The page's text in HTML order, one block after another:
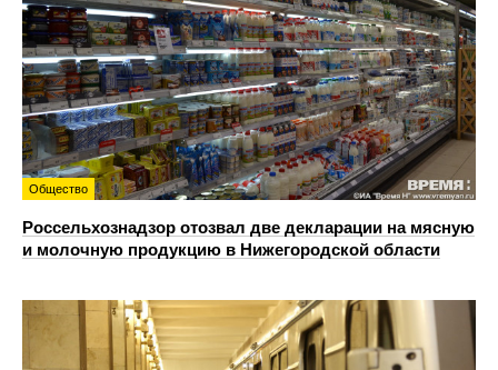
Общество
Россельхознадзор отозвал две декларации на мясную
и молочную продукцию в Нижегородской области